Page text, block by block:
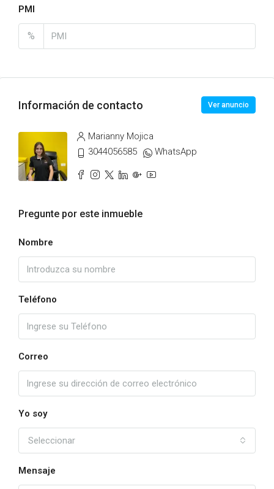
PMI
%
Información de contacto Ver anuncio
Marianny Mojica
3044056585
WhatsApp
Pregunte por este inmueble
Nombre
Teléfono
Correo
Yo soy
Seleccionar
Mensaje